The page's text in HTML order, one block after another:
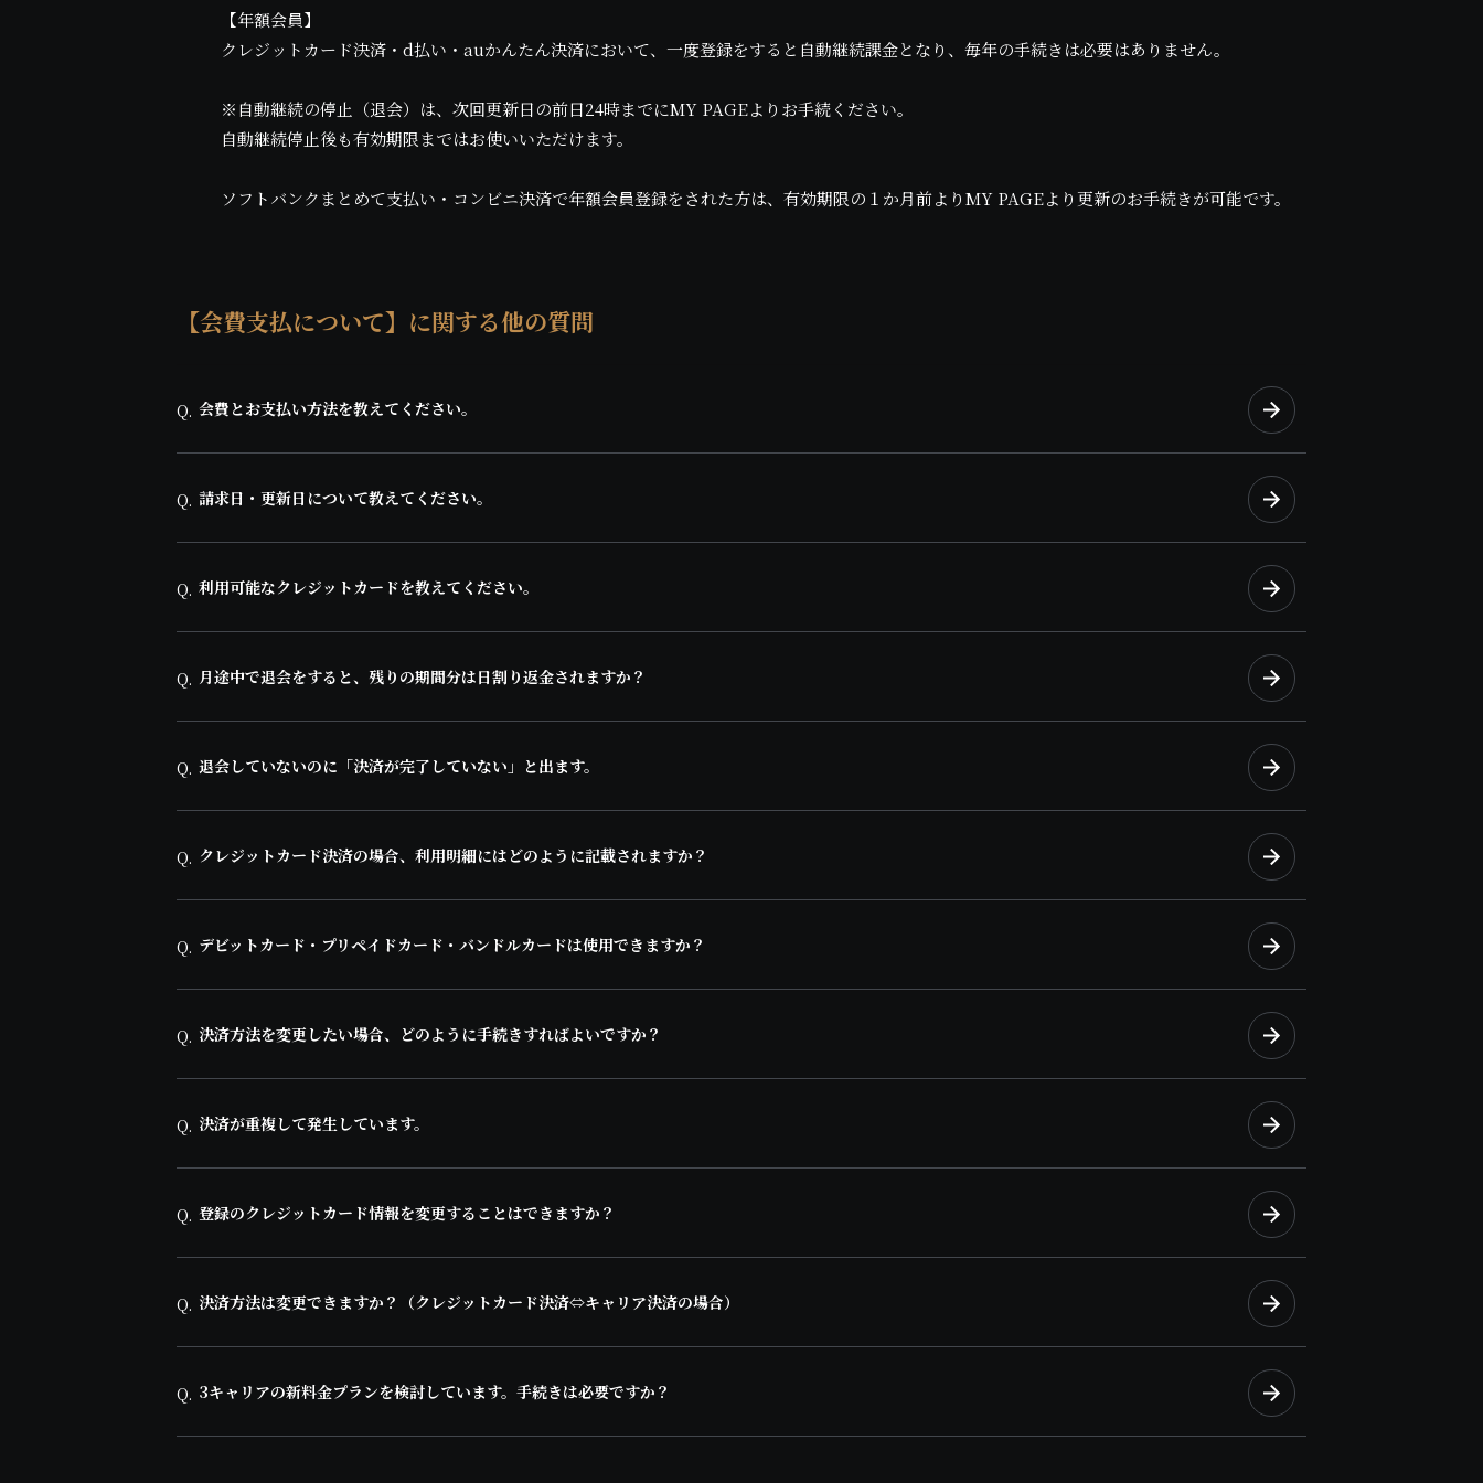
【年額会員】
クレジットカード決済・d払い・auかんたん決済において、一度登録をすると自動継続課金となり、毎年の手続きは必要はありません。
※自動継続の停止（退会）は、次回更新日の前日24時までにMY PAGEよりお手続ください。
自動継続停止後も有効期限まではお使いいただけます。
ソフトバンクまとめて支払い・コンビニ決済で年額会員登録をされた方は、有効期限の１か月前よりMY PAGEより更新のお手続きが可能です。
【会費支払について】に関する他の質問
Q. 会費とお支払い方法を教えてください。
Q. 請求日・更新日について教えてください。
Q. 利用可能なクレジットカードを教えてください。
Q. 月途中で退会をすると、残りの期間分は日割り返金されますか？
Q. 退会していないのに「決済が完了していない」と出ます。
Q. クレジットカード決済の場合、利用明細にはどのように記載されますか？
Q. デビットカード・プリペイドカード・バンドルカードは使用できますか？
Q. 決済方法を変更したい場合、どのように手続きすればよいですか？
Q. 決済が重複して発生しています。
Q. 登録のクレジットカード情報を変更することはできますか？
Q. 決済方法は変更できますか？（クレジットカード決済⇔キャリア決済の場合）
Q. 3キャリアの新料金プランを検討しています。手続きは必要ですか？